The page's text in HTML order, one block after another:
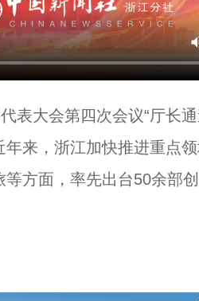
大会第四次会议“厅长通
来，浙江加快推进重点
方面，率先出台50余部